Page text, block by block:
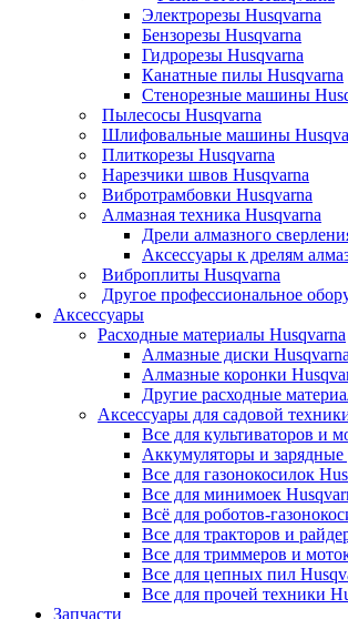
Электрорезы Husqvarna
Бензорезы Husqvarna
Гидрорезы Husqvarna
Канатные пилы Husqvarna
Стенорезные машины
Пылесосы Husqvarna
Шлифовальные машины
Плиткорезы Husqvarna
Нарезчики швов Husqvarna
Вибротрамбовки Husqvarna
Алмазная техника Husqvarna
Дрели алмазного
Аксессуары к дрелям
Виброплиты Husqvarna
Другое профессиональное
Аксессуары
Расходные материалы Husqvarna
Алмазные диски Husqvarna
Алмазные коронки
Другие расходные
Аксессуары для садовой
Все для культиваторов и
Аккумуляторы и зарядные
Все для газонокосилок
Все для минимоек
Всё для роботов-
Все для тракторов и
Все для триммеров и
Все для цепных пил
Все для прочей техники
Запчасти